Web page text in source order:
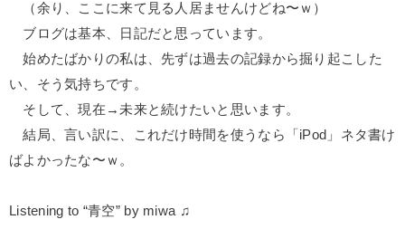
（余り、ここに来て見る人居ませんけどね〜ｗ）
ブログは基本、日記だと思っています。
始めたばかりの私は、先ずは過去の記録から掘り起こした
い、そう気持ちです。
そして、現在→未来と続けたいと思います。
結局、言い訳に、これだけ時間を使うなら「iPod」ネタ書け
ばよかったな〜ｗ。
Listening to “青空” by miwa ♫